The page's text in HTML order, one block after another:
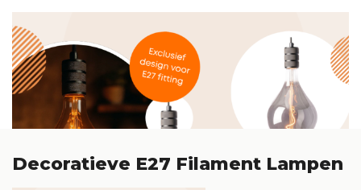
Decoratieve E27 Filament Lampen